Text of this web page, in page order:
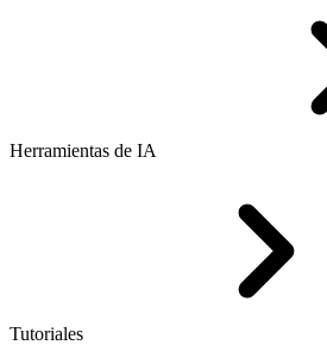
Herramientas de IA
Tutoriales